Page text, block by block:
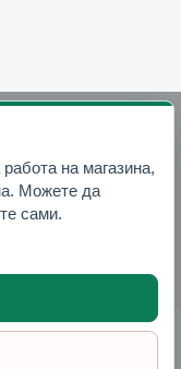
на магазина,
Можете да
сами.